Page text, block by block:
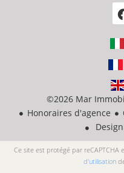
©2026 Mar
Honoraires d'agence
Ce site est protégé par reCAPTCHA
d'utilisation